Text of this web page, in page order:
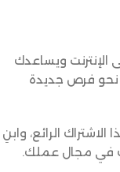
الإنترنت ويساعدك
نحو فرص جديدة
الرائع، وابنِ
في مجال عملك.